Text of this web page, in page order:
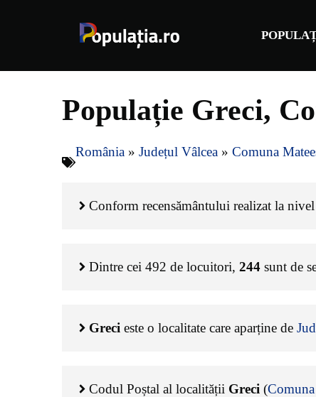
Populație Greci,
România » Județul Vâlcea » Comuna
Conform recensământului realizat la
Dintre cei 492 de locuitori, 244 sunt de
Greci este o localitate care aparține de
Codul Poștal al localității Greci (